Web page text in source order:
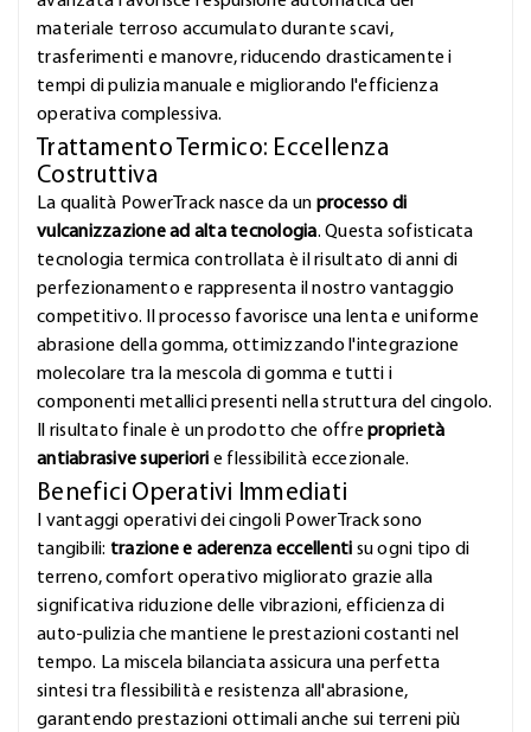
materiale terroso accumulato durante scavi,
trasferimenti e manovre, riducendo drasticamente i
tempi di pulizia manuale e migliorando l'efficienza
operativa complessiva.
Trattamento Termico: Eccellenza
Costruttiva
La qualità PowerTrack nasce da un processo di
vulcanizzazione ad alta tecnologia. Questa sofisticata
tecnologia termica controllata è il risultato di anni di
perfezionamento e rappresenta il nostro vantaggio
competitivo. Il processo favorisce una lenta e uniforme
abrasione della gomma, ottimizzando l'integrazione
molecolare tra la mescola di gomma e tutti i
componenti metallici presenti nella struttura del cingolo.
Il risultato finale è un prodotto che offreproprietà
antiabrasive superiori e flessibilità eccezionale.
Benefici Operativi Immediati
I vantaggi operativi dei cingoli PowerTrack sono
tangibili: trazione e aderenza eccellenti su ogni tipo di
terreno, comfort operativo migliorato grazie alla
significativa riduzione delle vibrazioni, efficienza di
auto-pulizia che mantiene le prestazioni costanti nel
tempo. La miscela bilanciata assicura una perfetta
sintesi tra flessibilità e resistenza all'abrasione,
garantendo prestazioni ottimali anche sui terreni più